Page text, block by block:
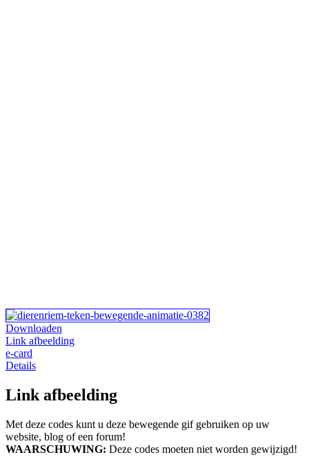
Downloaden
Link afbeelding
e-card
Details
Link afbeelding
Met deze codes kunt u deze bewegende gif gebruiken op uw
website, blog of een forum!
WAARSCHUWING: Deze codes moeten niet worden gewijzigd!